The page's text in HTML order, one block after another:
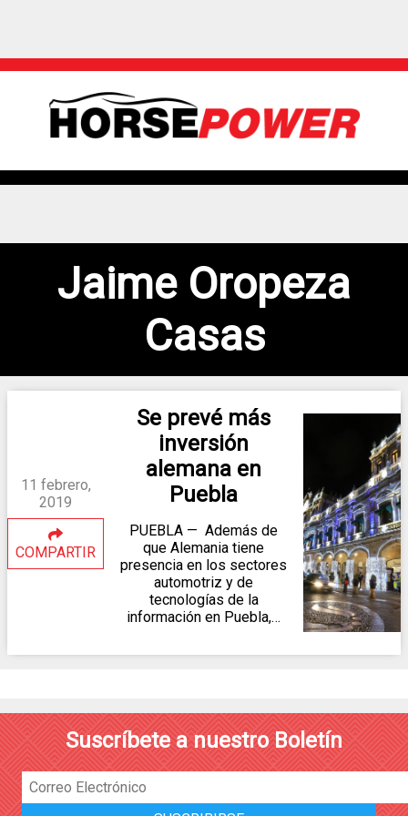
Jaime Oropeza
Casas
11 febrero,
2019
COMPARTIR
Se prevé más
inversión
alemana en
Puebla
PUEBLA — Además de
que Alemania tiene
presencia en los sectores
automotriz y de
tecnologías de la
información en Puebla,…
Suscríbete a nuestro Boletín